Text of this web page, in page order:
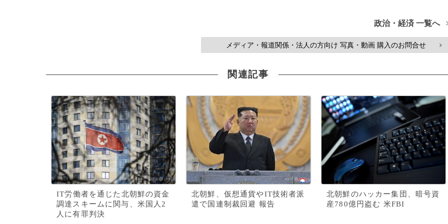
政治・経済 一覧へ
メディア・報道関係・法人の方向け 写真・動画 購入のお問合せ >
関連記事
IT労働者を通じた北朝鮮の資金
調達スキームに関与、米国人2
人に有罪判決
北朝鮮、仮想通貨やIT技術者派
遣で国連制裁回避 報告
北朝鮮のハッカー集団、暗号資
産780億円盗む 米FBI